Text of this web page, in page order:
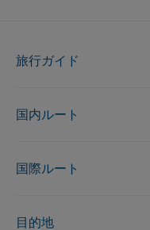
旅行ガイド
国内ルート
国際ルート
目的地